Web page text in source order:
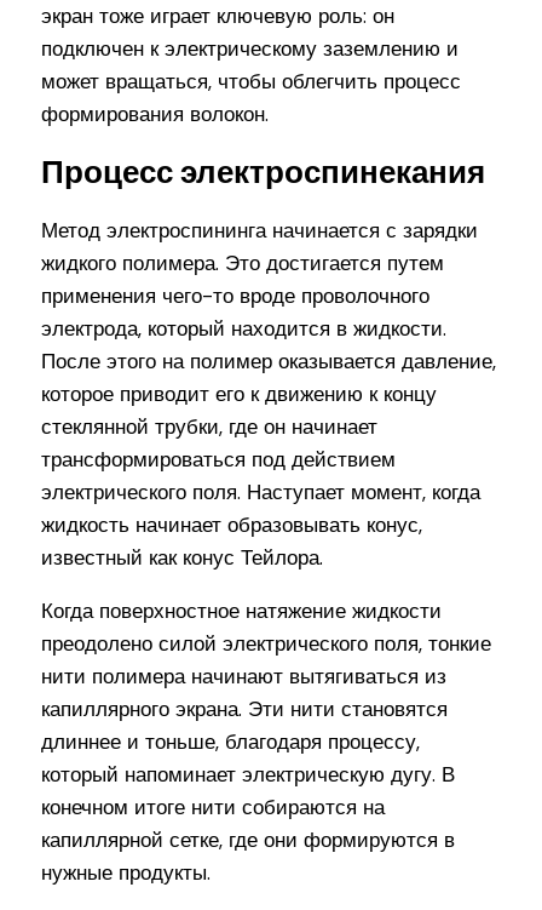
экран тоже играет ключевую роль: он
подключен к электрическому заземлению и
может вращаться, чтобы облегчить процесс
формирования волокон.
Процесс электроспинекания
Метод электроспининга начинается с зарядки
жидкого полимера. Это достигается путем
применения чего-то вроде проволочного
электрода, который находится в жидкости.
После этого на полимер оказывается давление,
которое приводит его к движению к концу
стеклянной трубки, где он начинает
трансформироваться под действием
электрического поля. Наступает момент, когда
жидкость начинает образовывать конус,
известный как конус Тейлора.
Когда поверхностное натяжение жидкости
преодолено силой электрического поля, тонкие
нити полимера начинают вытягиваться из
капиллярного экрана. Эти нити становятся
длиннее и тоньше, благодаря процессу,
который напоминает электрическую дугу. В
конечном итоге нити собираются на
капиллярной сетке, где они формируются в
нужные продукты.